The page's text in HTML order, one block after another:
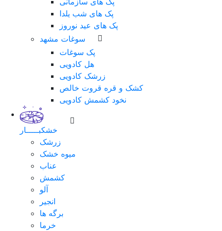
پک های شب یلدا
پک های عید نوروز
سوغات مشهد
پک سوغات
هل کادویی
زرشک کادویی
کشک و قره قروت خالص
نخود کشمش کادویی
خشکبـــــار
زرشک
میوه خشک
عناب
کشمش
آلو
انجیر
برگه ها
خرما